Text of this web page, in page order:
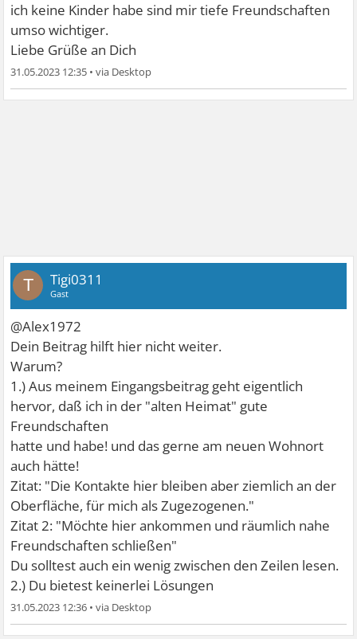
ich keine Kinder habe sind mir tiefe Freundschaften
umso wichtiger.
Liebe Grüße an Dich
31.05.2023 12:35 •
T Tigi0311
Gast
@Alex1972
Dein Beitrag hilft hier nicht weiter.
Warum?
1.) Aus meinem Eingangsbeitrag geht eigentlich
hervor, daß ich in der "alten Heimat" gute
Freundschaften
hatte und habe! und das gerne am neuen Wohnort
auch hätte!
Zitat: "Die Kontakte hier bleiben aber ziemlich an der
Oberfläche, für mich als Zugezogenen."
Zitat 2: "Möchte hier ankommen und räumlich nahe
Freundschaften schließen"
Du solltest auch ein wenig zwischen den Zeilen lesen.
2.) Du bietest keinerlei Lösungen
31.05.2023 12:36 •